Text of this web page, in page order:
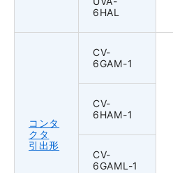
6HAL
コンタ
クタ
引出形
CV-
6GAM-1
CV-
6HAM-1
CV-
6GAML-1